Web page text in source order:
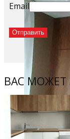
Email
ВАС МОЖЕТ